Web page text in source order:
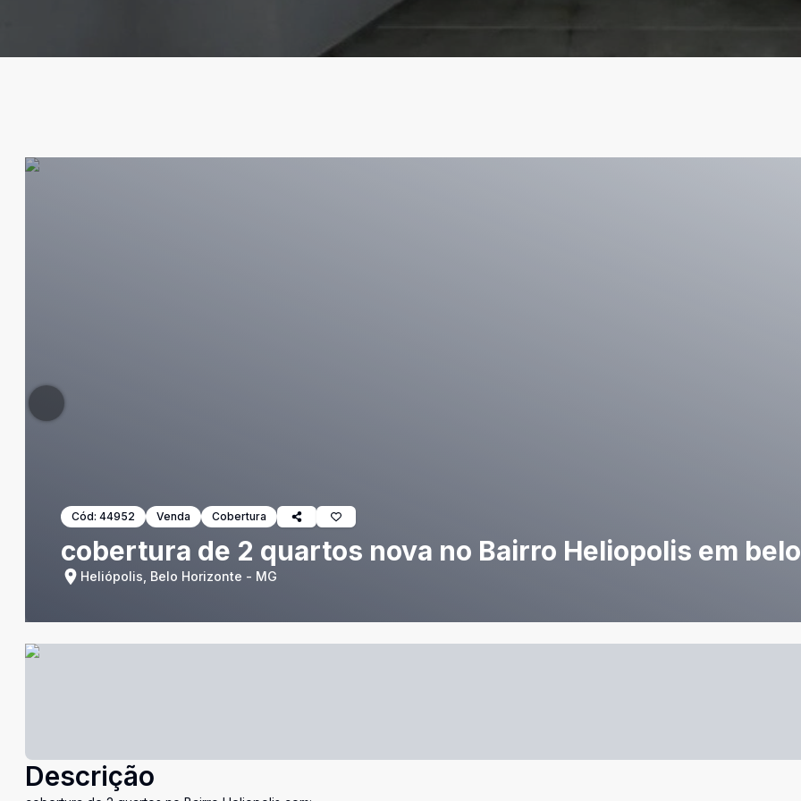
Cód: 44952 Venda Cobertura
cobertura de 2 quartos nova no Bairro Heliopolis em
Heliópolis, Belo Horizonte - MG
Descrição